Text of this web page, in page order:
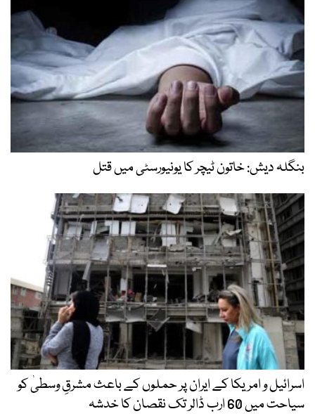
بنگلہ دیش: خاتون ٹیچر کا یونیورسٹی میں قتل
اسرائیل و امریکا کے ایران پر حملوں کے باعث مشرقِ وسطیٰ کو
سیاحت میں 60 ارب ڈالر تک نقصان کا خدشہ